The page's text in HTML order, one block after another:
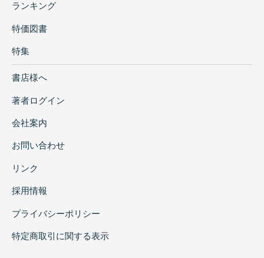
ランキング
特価図書
特集
書店様へ
著者ログイン
会社案内
お問い合わせ
リンク
採用情報
プライバシーポリシー
特定商取引に関する表示